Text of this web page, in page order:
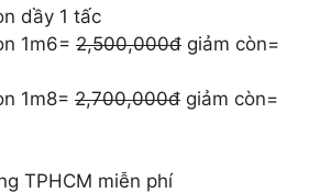
dầy 1 tấc
1m6= 2,500,000đ giảm còn=
1m8= 2,700,000đ giảm còn=
TPHCM miễn phí